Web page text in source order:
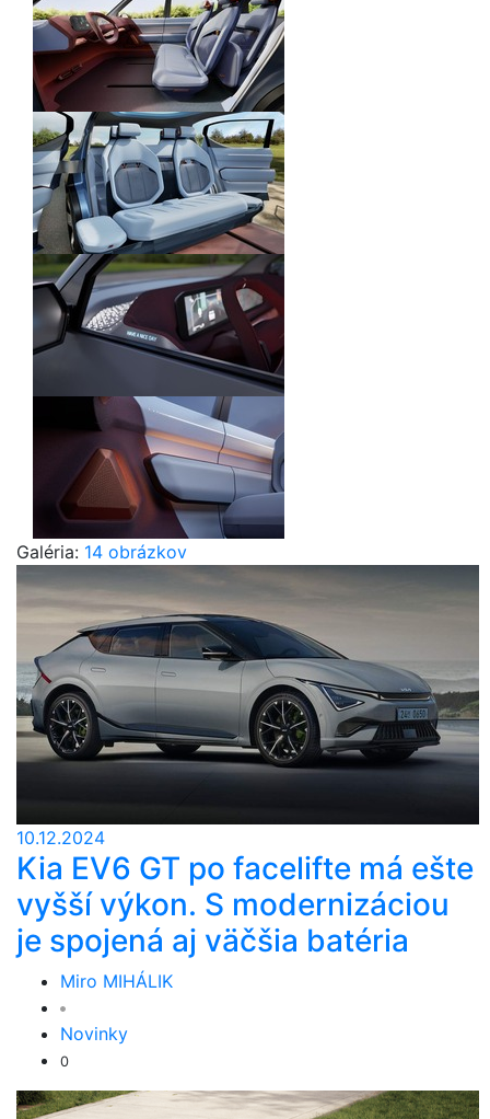
Galéria: 14 obrázkov
10.12.2024
Kia EV6 GT po facelifte má ešte
vyšší výkon. S modernizáciou
je spojená aj väčšia batéria
Miro MIHÁLIK
Novinky
0